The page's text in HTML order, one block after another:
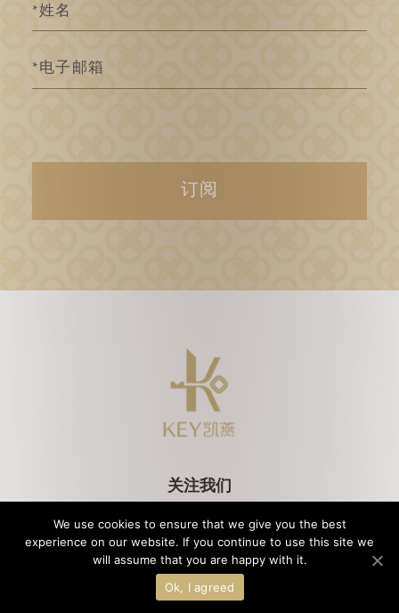
姓
电
箱
订阅
关注我们
版权所有©2021北京凯燕国际饭店管理有限公司｜
公安备案11010502043512
法律条款 客人隐私政策 Cookies政策
We use cookies to ensure that we give you the best
experience on our website. If you continue to use this site we
will assume that you are happy with it.
Ok, I agreed